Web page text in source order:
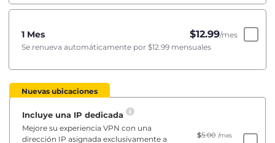
1 Mes $12.99/mes
Se renueva automáticamente por $12.99 mensuales
Nuevas ubicaciones
Incluye una IP dedicada
Mejore su experiencia VPN con una
dirección IP asignada exclusivamente a
$5.00 /mes